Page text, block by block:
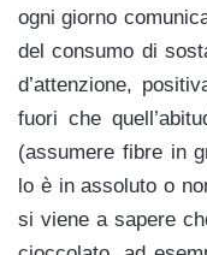
ogni giorno
del consumo di
d’attenzione,
fuori che
(assumere fibre in
lo è in assoluto o
si viene a sapere